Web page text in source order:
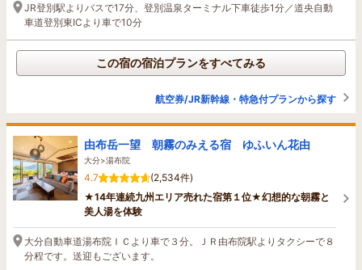
JR登別駅よりバスで17分、登別温泉ターミナル下車徒歩1分／道央自動
車道登別東ICより車で10分
この宿の宿泊プランをすべてみる
航空券/JR新幹線・特急付プランから探す
由布岳一望 朝霧のみえる宿 ゆふいん花由
大分>湯布院
4.7
(2,534件)
★14年連続九州エリア売れた宿第１位★幻想的な朝霧と
美人湯を体験
大分自動車道湯布院ＩＣより車で３分。ＪＲ由布院駅よりタクシーで８
分程です。送迎もございます。